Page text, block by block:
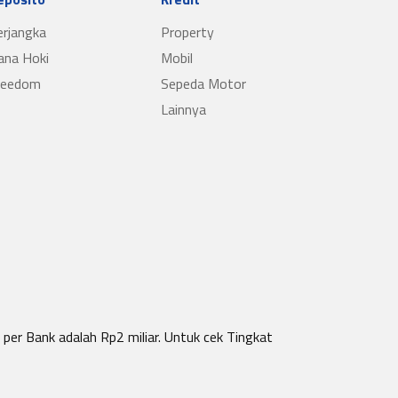
Hoki
Property
Mobil
Sepeda Motor
Lainnya
Bank adalah Rp2 miliar. Untuk cek Tingkat